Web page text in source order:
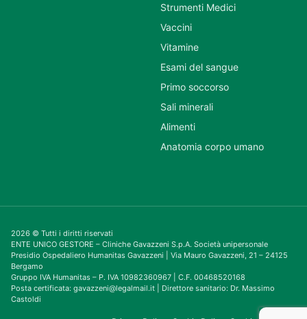
Strumenti Medici
Vaccini
Vitamine
Esami del sangue
Primo soccorso
Sali minerali
Alimenti
Anatomia corpo umano
2026 © Tutti i diritti riservati
ENTE UNICO GESTORE – Cliniche Gavazzeni S.p.A. Società unipersonale
Presidio Ospedaliero Humanitas Gavazzeni | Via Mauro Gavazzeni, 21 – 24125
Bergamo
Gruppo IVA Humanitas – P. IVA 10982360967 | C.F. 00468520168
Posta certificata: gavazzeni@legalmail.it | Direttore sanitario: Dr. Massimo
Castoldi